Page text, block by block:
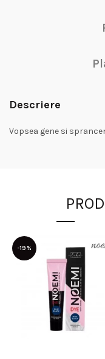
Descriere
Vopsea gene si
-19%